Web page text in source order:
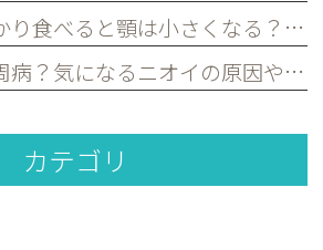
柔らかいものばかり食べると顎は小さくなる？子どもの歯並びとの関係を歯科医が解説｜宮原・さいたま市北区の歯医者
口臭の原因は歯周病？気になるニオイの原因や対策を歯科医が解説｜宮原・さいたま市北区の歯医者
カテゴリ